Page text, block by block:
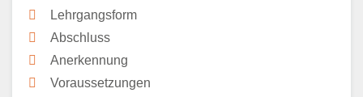
Lehrgangsform
Abschluss
Anerkennung
Voraussetzungen